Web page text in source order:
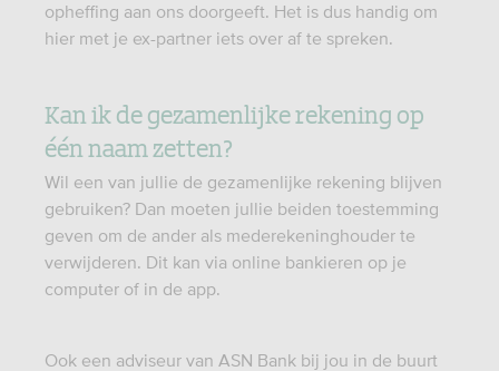
opheffing aan ons doorgeeft. Het is dus handig om
hier met je ex-partner iets over af te spreken.
Kan ik de gezamenlijke rekening op
één naam zetten?
Wil een van jullie de gezamenlijke rekening blijven
gebruiken? Dan moeten jullie beiden toestemming
geven om de ander als mederekeninghouder te
verwijderen. Dit kan via online bankieren op je
computer of in de app.
Ook een adviseur van ASN Bank bij jou in de buurt